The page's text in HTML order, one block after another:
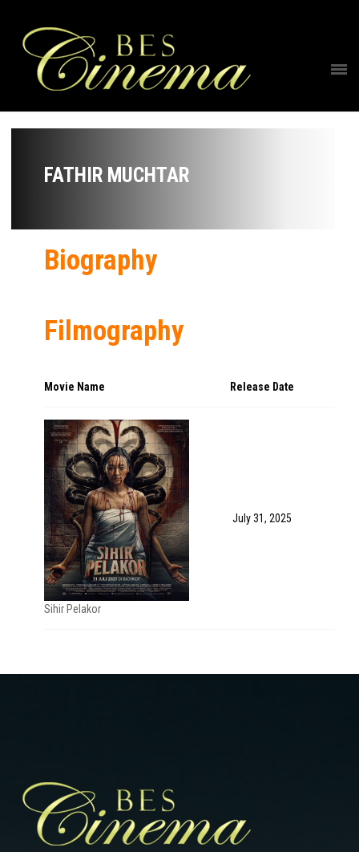
FATHIR MUCHTAR
Biography
Filmography
Movie Name Release Date
Sihir Pelakor
July 31, 2025